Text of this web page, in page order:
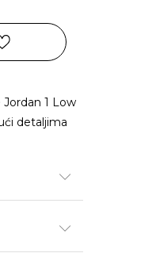
1 Low
detaljima